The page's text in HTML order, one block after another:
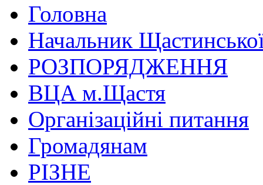
Головна
Начальник
РОЗПОРЯДЖЕННЯ
ВЦА м.Щастя
Організаційні питання
Громадянам
РІЗНЕ